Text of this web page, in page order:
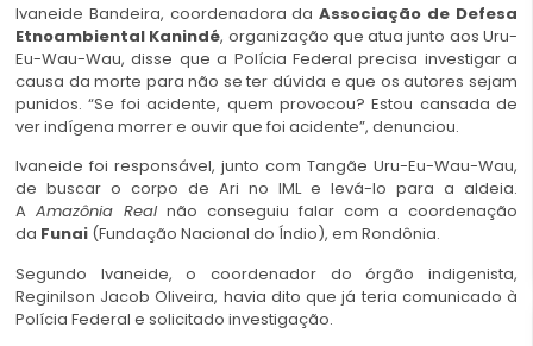
Ivaneide Bandeira, coordenadora daAssociação de Defesa
Etnoambiental Kanindé, organização que atua junto aos Uru-
Eu-Wau-Wau, disse que a Polícia Federal precisa investigar a
causa da morte para não se ter dúvida e que os autores sejam
punidos. “Se foi acidente, quem provocou? Estou cansada de
ver indígena morrer e ouvir que foi acidente”, denunciou.
Ivaneide foi responsável, junto com Tangãe Uru-Eu-Wau-Wau,
de buscar o corpo de Ari no IML e levá-lo para a aldeia.
A Amazônia Realnão conseguiu falar com a coordenação
da Funai (Fundação Nacional do Índio), em Rondônia.
Segundo Ivaneide, o coordenador do órgão indigenista,
Reginilson Jacob Oliveira, havia dito que já teria comunicado à
Polícia Federal e solicitado investigação.